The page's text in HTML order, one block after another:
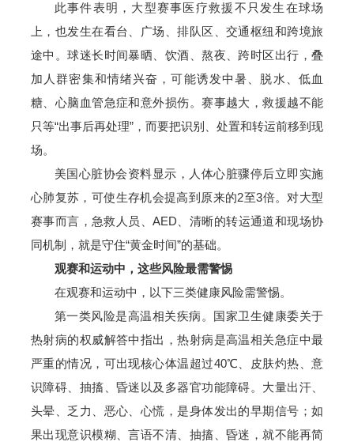
此事件表明，大型赛事医疗救援不只发生在球场
上，也发生在看台、广场、排队区、交通枢纽和跨境旅
途中。球迷长时间暴晒、饮酒、熬夜、跨时区出行，叠
加人群密集和情绪兴奋，可能诱发中暑、脱水、低血
糖、心脑血管急症和意外损伤。赛事越大，救援越不能
只等“出事后再处理”，而要把识别、处置和转运前移到现
场。
美国心脏协会资料显示，人体心脏骤停后立即实施
心肺复苏，可使生存机会提高到原来的2至3倍。对大型
赛事而言，急救人员、AED、清晰的转运通道和现场协
同机制，就是守住“黄金时间”的基础。
观赛和运动中，这些风险最需警惕
在观赛和运动中，以下三类健康风险需警惕。
第一类风险是高温相关疾病。国家卫生健康委关于
热射病的权威解答中指出，热射病是高温相关急症中最
严重的情况，可出现核心体温超过40℃、皮肤灼热、意
识障碍、抽搐、昏迷以及多器官功能障碍。大量出汗、
头晕、乏力、恶心、心慌，是身体发出的早期信号；如
果出现意识模糊、言语不清、抽搐、昏迷，就不能再简